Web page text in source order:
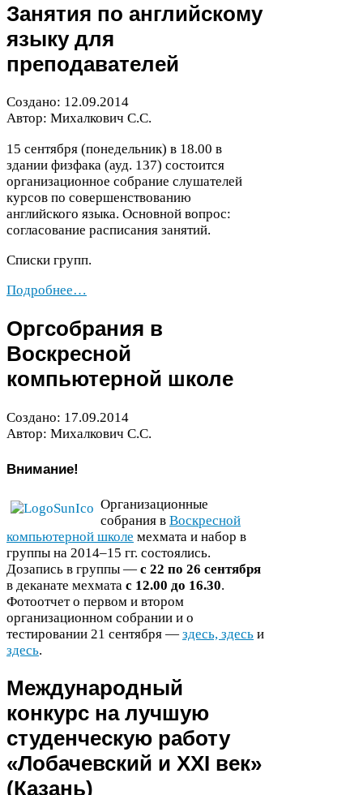
Занятия по английскому
языку для
преподавателей
Создано: 12.09.2014
Автор: Михалкович С.С.
15 сентября (понедельник) в 18.00 в
здании физфака (ауд. 137) состоится
организационное собрание слушателей
курсов по совершенствованию
английского языка. Основной вопрос:
согласование расписания занятий.
Списки групп.
Подробнее…
Оргсобрания в
Воскресной
компьютерной школе
Создано: 17.09.2014
Автор: Михалкович С.С.
Внимание!
Организационные
собрания в Воскресной
компьютерной школе мехмата и набор в
группы на 2014–15 гг. состоялись.
Дозапись в группы — с 22 по 26 сентября
в деканате мехмата с 12.00 до 16.30.
Фотоотчет о первом и втором
организационном собрании и о
тестировании 21 сентября — здесь, здесь и
здесь.
Международный
конкурс на лучшую
студенческую работу
«Лобачевский и XXI век»
(Казань)